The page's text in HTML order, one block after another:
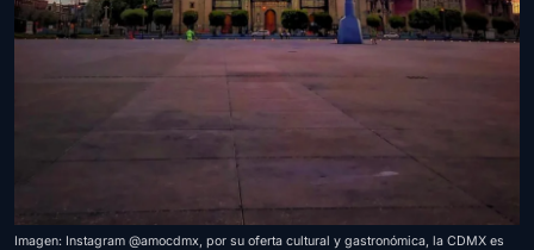
Imagen: Instagram @amocdmx, por su oferta cultural y gastronómica, la CDMX es